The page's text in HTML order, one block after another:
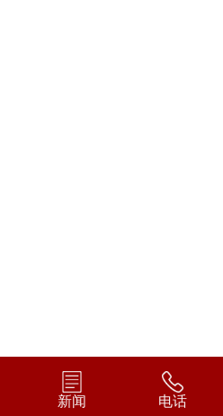
新闻 电话